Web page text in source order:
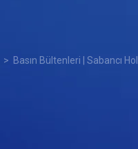
> Basın Bültenleri | Sabancı